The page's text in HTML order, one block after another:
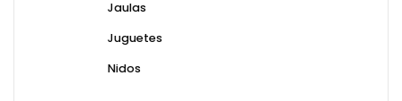
Jaulas
Juguetes
Nidos